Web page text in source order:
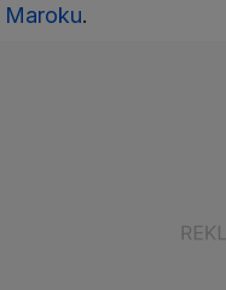
Maroku.